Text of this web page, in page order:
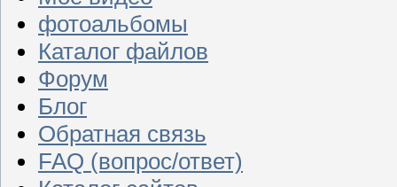
фотоальбомы
Каталог файлов
Форум
Блог
Обратная связь
FAQ (вопрос/ответ)